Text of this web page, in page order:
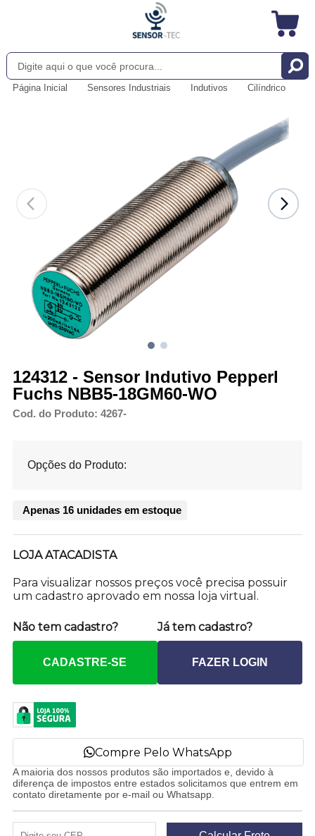
Página Inicial Sensores Industriais Indutivos Cilíndrico
124312 - Sensor Indutivo Pepperl
Fuchs NBB5-18GM60-WO
Cod. do Produto: 4267-
Opções do Produto:
Apenas 16 unidades em estoque
LOJA ATACADISTA
Para visualizar nossos preços você precisa possuir
um cadastro aprovado em nossa loja virtual.
Não tem cadastro?
CADASTRE-SE
Já tem cadastro?
FAZER LOGIN
Compre Pelo WhatsApp
A maioria dos nossos produtos são importados e, devido à
diferença de impostos entre estados solicitamos que entrem em
contato diretamente por e-mail ou Whatsapp.